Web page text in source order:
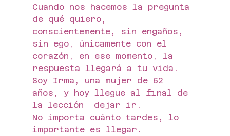
Cuando nos hacemos la pregunta
de qué quiero,
conscientemente, sin engaños,
sin ego, únicamente con el
corazón, en ese momento, la
respuesta llegará a tu vida.
Soy Irma, una mujer de 62
años, y hoy llegue al final de
la lección  dejar ir.
No importa cuánto tardes, lo
importante es llegar.